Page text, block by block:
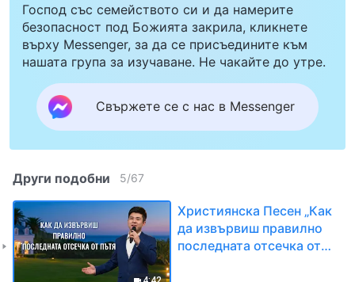
Господ със семейството си и да намерите
безопасност под Божията закрила, кликнете
върху Messenger, за да се присъедините към
нашата група за изучаване. Не чакайте до утре.
Свържете се с нас в Messenger
Други подобни 5/67
Християнска Песен „Как
да извървиш правилно
последната отсечка от